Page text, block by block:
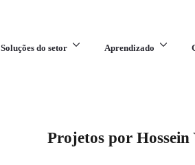
Soluções do setor Aprendizado
Projetos por